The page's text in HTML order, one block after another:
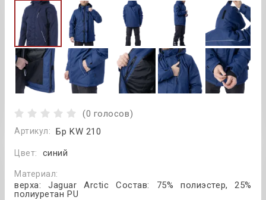
(0 голосов)
Артикул: Бр KW 210
Цвет: синий
Материал:
верха: Jaguar Arctic Состав: 75% полиэстер, 25%
полиуретан PU